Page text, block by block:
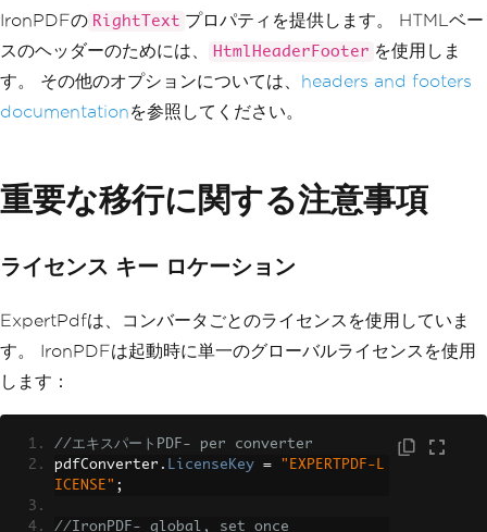
numbers
        renderer
RenderingOptions .Text
Footer
= new TextHeaderFooter()
{
"Page {page} o
f {total-pages}",
// Convert HTML file to PDF
var pdf = renderer. RenderHtmlF
// Save to file
-footer.pdf");
Console WriteLine
"PDF with he
aders and footers created successfull
}
IronPDFの RightText プロパティを提供します。 HTMLベー
スのヘッダーのためには、
HtmlHeaderFooter を使用しま
す。 その他のオプションについては、 headers and footers
documentationを参照してください。
重要な移行に関する注意事項
ライセンス キー ロケーション
ExpertPdfは、コンバータごとのライセンスを使用していま
す。 IronPDFは起動時に単一のグローバルライセンスを使用
します：
//エキスパートPDF- per converter
pdfConverter . LicenseKey =
"EXPERTPDF-L
ICENSE" ;
//IronPDF- global, set once